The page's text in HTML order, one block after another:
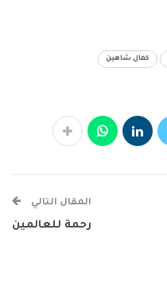
كمال شاهين
المقال التالي
رحمة للعالمين